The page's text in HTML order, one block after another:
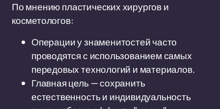
По мнению пластических хирургов и
косметологов:
Операции у знаменитостей часто
проводятся с использованием самых
передовых технологий и материалов.
Главная цель — сохранить
естественность и индивидуальность